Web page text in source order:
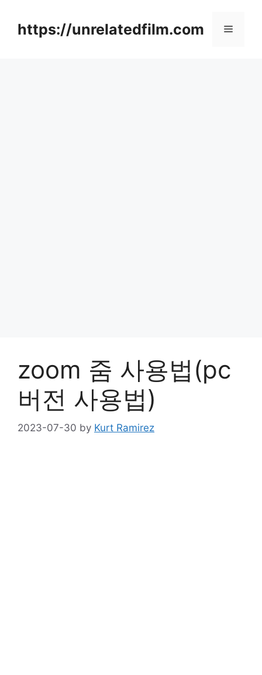
contenthttps://unrelatedfilm.com Menu
zoom 줌 사용법(pc
버전 사용법)
2023-07-30 by Kurt Ramirez